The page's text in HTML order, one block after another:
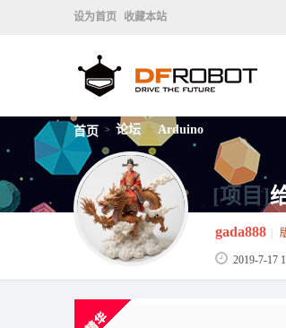
设为首页 收藏本站
首页 > 论坛 > Arduino
[项目]
gada888
2019-7-17